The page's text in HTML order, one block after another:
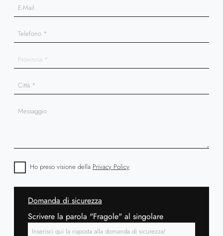
Ho preso visione della Privacy Policy
Domanda di sicurezza
Scrivere la parola "Fragole" al singolare